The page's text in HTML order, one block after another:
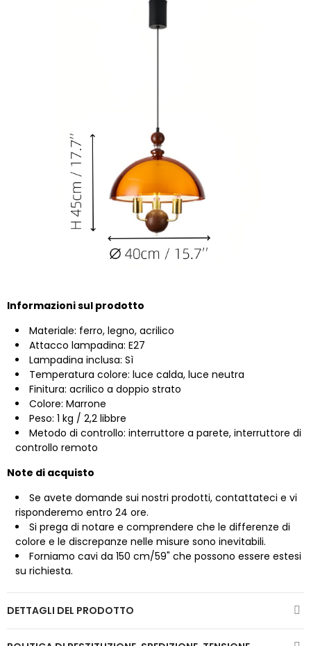
Informazioni sul prodotto
Materiale: ferro, legno, acrilico
Attacco lampadina: E27
Lampadina inclusa: Sì
Temperatura colore: luce calda, luce neutra
Finitura: acrilico a doppio strato
Colore: Marrone
Peso: 1 kg / 2,2 libbre
Metodo di controllo: interruttore a parete, interruttore di
controllo remoto
Note di acquisto
Se avete domande sui nostri prodotti, contattateci e vi
risponderemo entro 24 ore.
Si prega di notare e comprendere che le differenze di
colore e le discrepanze nelle misure sono inevitabili.
Forniamo cavi da 150 cm/59" che possono essere estesi
su richiesta.
DETTAGLI DEL PRODOTTO